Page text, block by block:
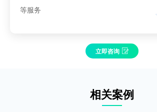
等服务
立即咨询
相关案例